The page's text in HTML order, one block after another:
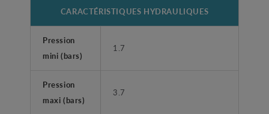
CARACTÉRISTIQUES HYDRAULIQUES
Pression
mini (bars)
1.7
Pression
maxi (bars)
3.7